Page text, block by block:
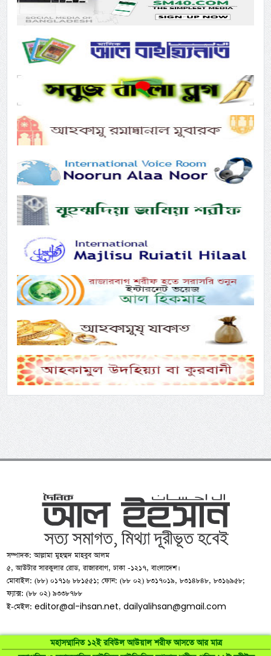
মহাসম্মানিত ১২ই রবিউল আউয়াল শরীফ আসতে আর মাত্র
সম্পাদক: আল্লামা মুহম্মদ মাহবুব আলম
৫, আউটার সারকুলার রোড, রাজারবাগ, ঢাকা -১২১৭, বাংলাদেশ।
মোবাইল: (৮৮) ০১৭১৬ ৮৮১৫৫১; ফোন: (৮৮ ০২) ৮৩১৭০১৯, ৮৩১৪৮৪৮, ৮৩১৬৯৫৮;
ফ্যাক্স: (৮৮ ০২) ৯৩৩৮৭৮৮
ই-মেইল:editor@al-ihsan.net,dailyalihsan@gmail.com